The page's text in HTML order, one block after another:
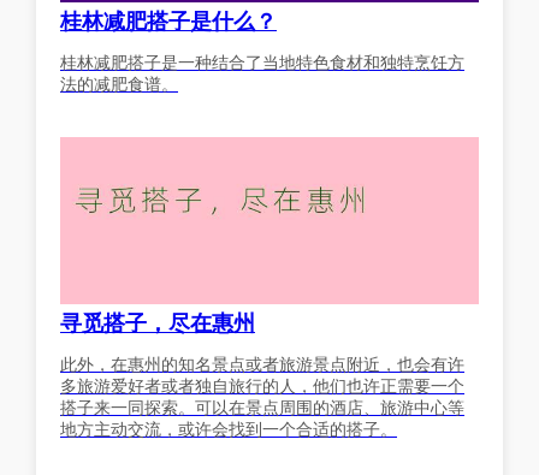
桂林减肥搭子是什么？
桂林减肥搭子是一种结合了当地特色食材和独特烹饪方
法的减肥食谱。
寻觅搭子，尽在惠州
此外，在惠州的知名景点或者旅游景点附近，也会有许
多旅游爱好者或者独自旅行的人，他们也许正需要一个
搭子来一同探索。可以在景点周围的酒店、旅游中心等
地方主动交流，或许会找到一个合适的搭子。